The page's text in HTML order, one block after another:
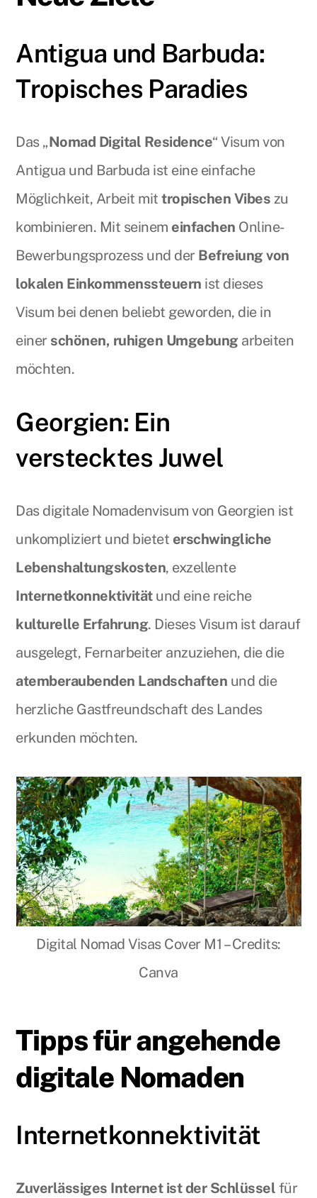
Antigua und Barbuda:
Tropisches Paradies
Das „Nomad Digital Residence“ Visum von
Antigua und Barbuda ist eine einfache
Möglichkeit, Arbeit mittropischen Vibes zu
kombinieren. Mit seinem einfachen Online-
Bewerbungsprozess und der Befreiung von
lokalen Einkommenssteuern ist dieses
Visum bei denen beliebt geworden, die in
einer schönen, ruhigen Umgebung arbeiten
möchten.
Georgien: Ein
verstecktes Juwel
Das digitale Nomadenvisum von Georgien ist
unkompliziert und bietet erschwingliche
Lebenshaltungskosten, exzellente
Internetkonnektivitätund eine reiche
kulturelle Erfahrung. Dieses Visum ist darauf
ausgelegt, Fernarbeiter anzuziehen, die die
atemberaubenden Landschaften und die
herzliche Gastfreundschaft des Landes
erkunden möchten.
Digital Nomad Visas Cover M1 – Credits:
Canva
Tipps für angehende
digitale Nomaden
Internetkonnektivität
Zuverlässiges Internet ist der Schlüssel für